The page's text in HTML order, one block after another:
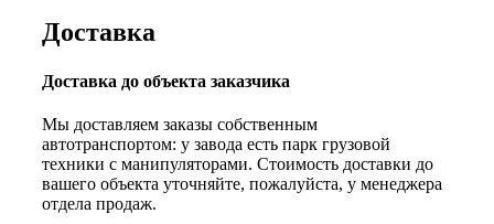
Доставка
Доставка до объекта заказчика
Мы доставляем заказы собственным
автотранспортом: у завода есть парк грузовой
техники с манипуляторами. Стоимость доставки до
вашего объекта уточняйте, пожалуйста, у менеджера
отдела продаж.